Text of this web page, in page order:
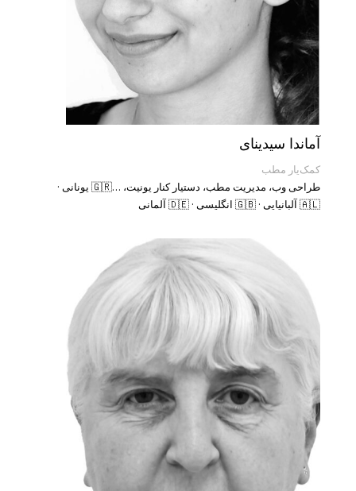
آماندا سیدینای
کمک‌یار مطب
طراحی وب، مدیریت مطب، دستیار کنار یونیت، …🇬🇷 یونانی ·
🇦🇱 آلبانیایی · 🇬🇧 انگلیسی · 🇩🇪 آلمانی